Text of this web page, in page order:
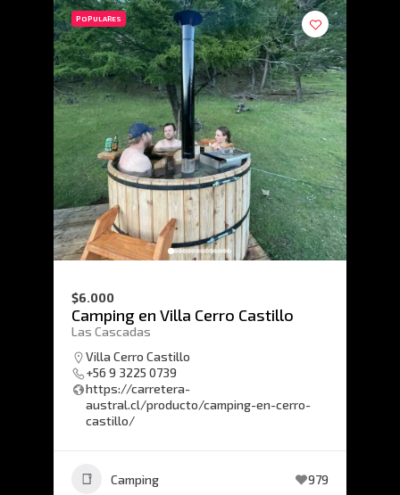
POPULARES
$6.000
Camping en Villa Cerro Castillo
Las Cascadas
Villa Cerro Castillo
+56 9 3225 0739
https://carretera-
austral.cl/producto/camping-en-cerro-
castillo/
Camping 979